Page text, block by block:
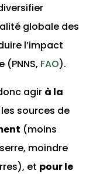
globale des
l’impact
(PNNS, FAO).
agir à la
sources de
(moins
moindre
et pour le